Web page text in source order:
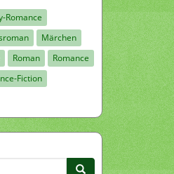
Romance
Märchen
Roman
Romance
Fiction